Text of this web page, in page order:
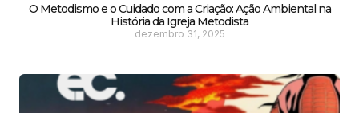
O Metodismo e o Cuidado com a Criação: Ação Ambiental na
História da Igreja Metodista
dezembro 31, 2025